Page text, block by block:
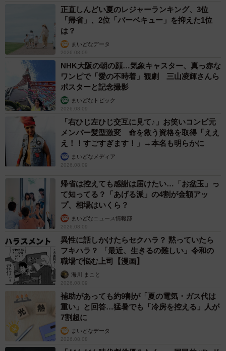
展覧会場に流れる作品の画像を前に笑顔の「空箱職人はるきる」さん。
プリングルスの円筒箱から生まれた「ヒゲおじさん」と共に…＝都内の
池袋パルコ
会場ではグッズ、作品に使用されたお菓子が販売される
ほか、会期中の９～１１日はサイン会も行なわれる。はる
きるは「作品と一緒に元の素材となった箱も展示させてい
ただいているので『ここのパーツはここから取ったんだ
な』とか『ここのパーツはどこに使ったんだろう』という
ことを、いろんな角度から見て探していただければ僕は一
番うれしいですね」と、紙を「貼る」「切る」作業に張り
切る。「神ワザ」と評される「紙技」がそこにある。
正直しんどい夏のレジャーランキング、3位
「帰省」、2位「バーベキュー」を抑えた1位
は？
まいどなデータ
2026.08.09
NHK大阪の朝の顔…気象キャスター、真っ赤な
ワンピで「愛の不時着」観劇 三山凌輝さんら
ポスターと記念撮影
まいどなトピック
2026.08.09
「右ひじ左ひじ交互に見て♪」お笑いコンビ元
メンバー髪型激変 命を救う資格を取得「ええ
え！！すごすぎます！」→本名も明らかに
まいどなメディア
2026.08.09
帰省は控えても感謝は届けたい…「お盆玉」っ
て知ってる？「あげる派」の4割が金額アッ
プ、相場はいくら？
まいどなニュース情報部
2026.08.09
異性に話しかけたらセクハラ？ 黙っていたら
フキハラ？ 「最近、生きるの難しい」令和の
職場で悩む上司【漫画】
海川 まこと
2026.08.09
補助があっても約9割が「夏の電気・ガス代は
重い」と回答…猛暑でも「冷房を控える」人が
7割超に
まいどなデータ
2026.08.08